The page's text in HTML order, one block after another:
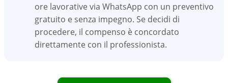
ore lavorative via WhatsApp con un preventivo
gratuito e senza impegno. Se decidi di
procedere, il compenso è concordato
direttamente con il professionista.